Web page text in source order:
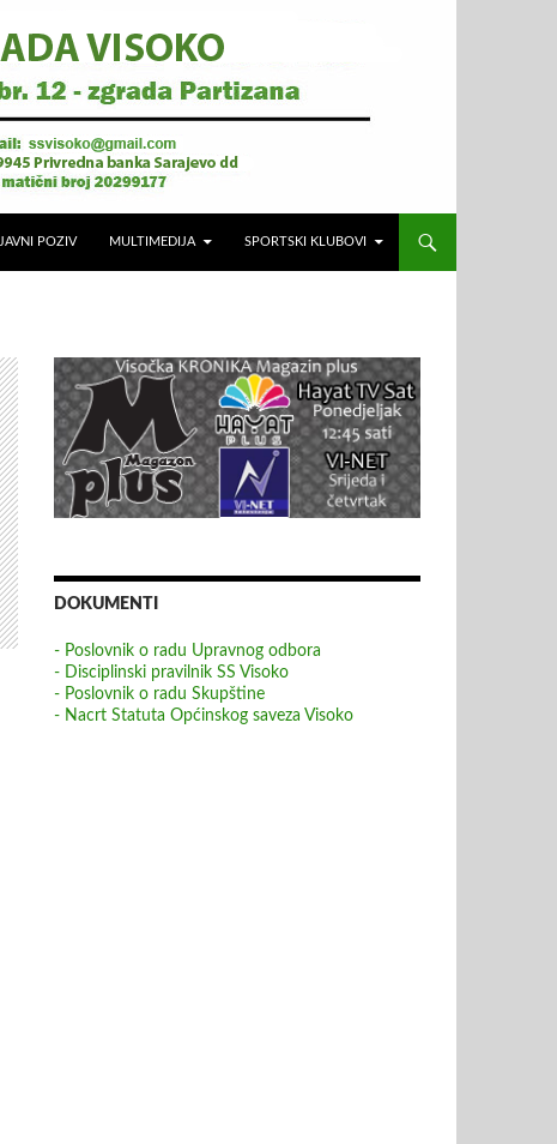
JAVNI POZIV MULTIMEDIJA SPORTSKI KLUBOVI
DOKUMENTI
- Poslovnik o radu Upravnog odbora
- Disciplinski pravilnik SS Visoko
- Poslovnik o radu Skupštine
- Nacrt Statuta Općinskog saveza Visoko